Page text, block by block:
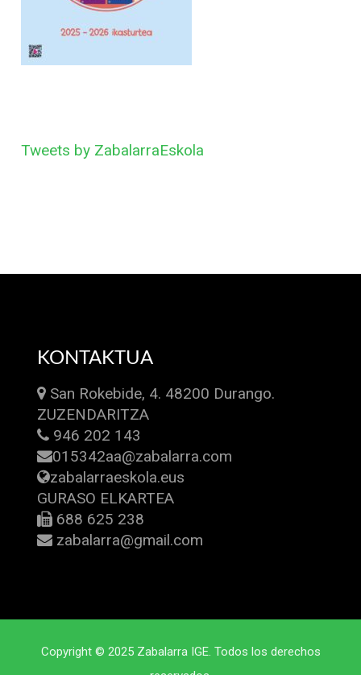
Tweets by ZabalarraEskola
KONTAKTUA
San Rokebide, 4. 48200 Durango.
ZUZENDARITZA
946 202 143
015342aa@zabalarra.com
zabalarraeskola.eus
GURASO ELKARTEA
688 625 238
zabalarra@gmail.com
Copyright © 2025 Zabalarra IGE. Todos los derechos